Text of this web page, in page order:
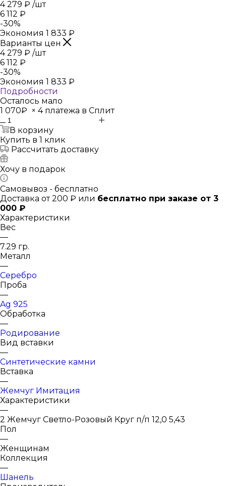
4 279 ₽ /шт
6 112 ₽
-30%
Экономия 1 833 ₽
Варианты цен
4 279 ₽ /шт
6 112 ₽
-30%
Экономия 1 833 ₽
Подробности
Осталось мало
1 070₽ × 4 платежа в Сплит
В корзину
Купить в 1 клик
Рассчитать доставку
Хочу в подарок
Самовывоз - бесплатно
Доставка от 200 ₽ или бесплатно при заказе от 3
000 ₽
Характеристики
Вес
—
7.29 гр.
Металл
—
Серебро
Проба
—
Ag 925
Обработка
—
Родирование
Вид вставки
—
Синтетические камни
Вставка
—
Жемчуг Имитация
Характеристики
—
2 Жемчуг Светло-Розовый Круг п/п 12,0 5,43
Пол
—
Женщинам
Коллекция
—
Шанель